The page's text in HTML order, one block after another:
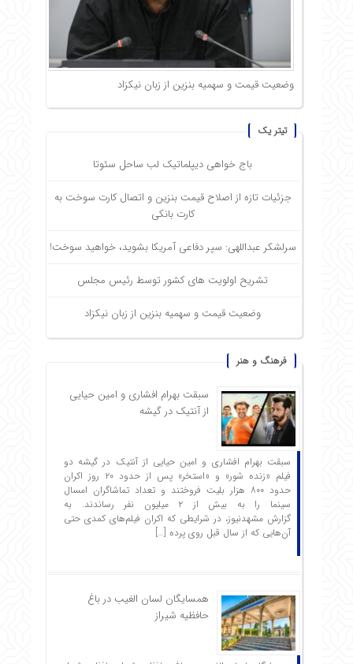
وضعیت قیمت و سهمیه بنزین از زبان نیکزاد
تیتر یک
باج خواهی دیپلماتیک لب ساحل سئوتا
جزئیات تازه از اصلاح قیمت بنزین و اتصال کارت سوخت به
کارت بانکی
سرلشکر عبداللهی: سپر دفاعی آمریکا بشوید، خواهید سوخت!
تشریح اولویت های کشور توسط رئیس مجلس
وضعیت قیمت و سهمیه بنزین از زبان نیکزاد
فرهنگ و هنر
سبقت بهرام افشاری و امین حیایی
از آنتیک در گیشه
سبقت بهرام افشاری و امین حیایی از آنتیک در گیشه دو
فیلم «زنده شور» و «استخر» پس از حدود ۲۰ روز اکران
حدود ۸۰۰ هزار بلیت فروختند و تعداد تماشاگران امسال
سینما را به بیش از ۲ میلیون نفر رساندند. به
گزارش مشهدنیوز، در شرایطی که اکران فیلم‌های کمدی حتی
آن‌هایی که از سال قبل روی پرده […]
همسایگان لسان الغیب در باغ
حافظیه شیراز